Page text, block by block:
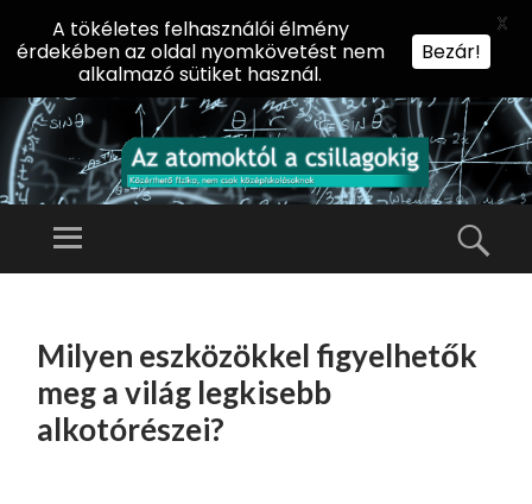
AZ
KT
Ó
Előadássorozat
Természettudományi
Menü
TARTALOMHOZ
Milyen eszközökkel figyelhetők
meg a világ legkisebb
alkotórészei?
A tökéletes felhasználói élmény
érdekében az oldal nyomkövetést nem
alkalmazó sütiket használ.
Bezár!
X